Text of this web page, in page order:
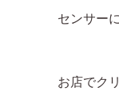
センサー
お店でク